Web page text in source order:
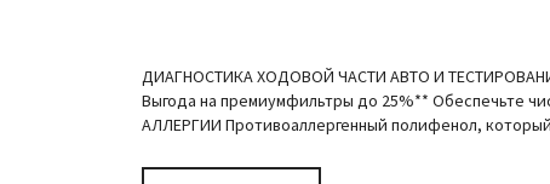
ДИАГНОСТИКА ХОДОВОЙ ЧАСТИ АВТО И
Выгода на премиумфильтры до 25%** Обеспечьте
АЛЛЕРГИИ Противоаллергенный полифенол,